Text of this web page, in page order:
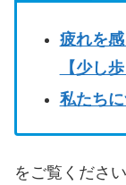
疲れを
【少し
私たちに
をご覧ください